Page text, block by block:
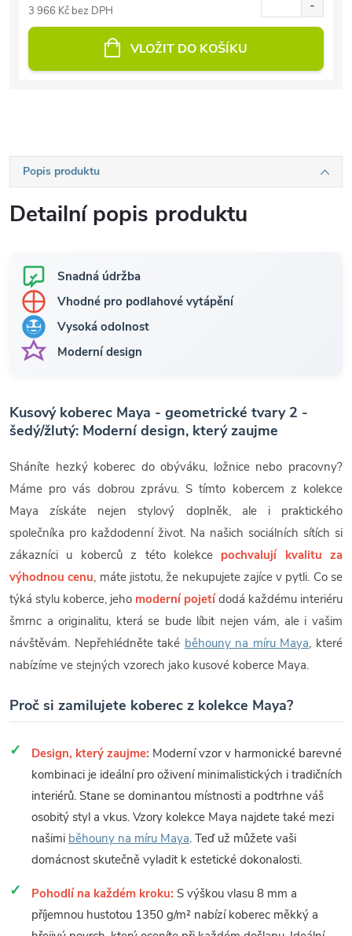
3 966 Kč bez DPH
VLOŽIT DO KOŠÍKU
Popis produktu
Detailní popis produktu
Snadná údržba
Vhodné pro podlahové vytápění
Vysoká odolnost
Moderní design
Kusový koberec Maya - geometrické tvary 2 -
šedý/žlutý: Moderní design, který zaujme
Sháníte hezký koberec do obýváku, ložnice nebo pracovny?
Máme pro vás dobrou zprávu. S tímto kobercem z kolekce
Maya získáte nejen stylový doplněk, ale i praktického
společníka pro každodenní život. Na našich sociálních sítích si
zákazníci u koberců z této kolekce pochvalují kvalitu za
výhodnou cenu, máte jistotu, že nekupujete zajíce v pytli. Co se
týká stylu koberce, jeho moderní pojetí dodá každému interiéru
šmrnc a originalitu, která se bude líbit nejen vám, ale i vašim
návštěvám. Nepřehlédněte také běhouny na míru Maya, které
nabízíme ve stejných vzorech jako kusové koberce Maya.
Proč si zamilujete koberec z kolekce Maya?
Design, který zaujme: Moderní vzor v harmonické barevné
kombinaci je ideální pro oživení minimalistických i tradičních
interiérů. Stane se dominantou místnosti a podtrhne váš
osobitý styl a vkus. Vzory kolekce Maya najdete také mezi
našimi běhouny na míru Maya. Teď už můžete vaši
domácnost skutečně vyladit k estetické dokonalosti.
Pohodlí na každém kroku: S výškou vlasu 8 mm a
příjemnou hustotou 1350 g/m² nabízí koberec měkký a